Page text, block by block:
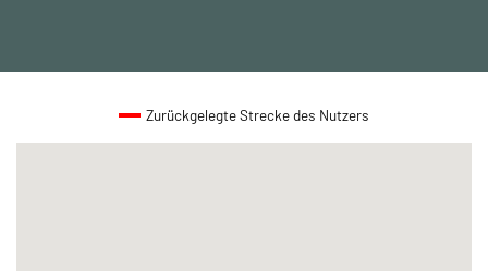
Zurückgelegte Strecke des Nutzers